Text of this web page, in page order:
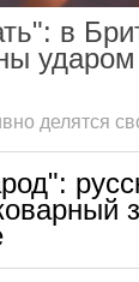
в
ударом
делятся